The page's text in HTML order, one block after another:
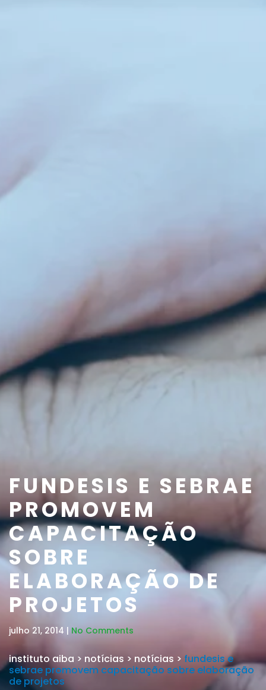
FUNDESIS E SEBRAE
PROMOVEM
CAPACITAÇÃO
SOBRE
ELABORAÇÃO DE
PROJETOS
julho 21, 2014 | No Comments
instituto aiba > notícias > notícias > fundesis e
sebrae promovem capacitação sobre elaboração
de projetos